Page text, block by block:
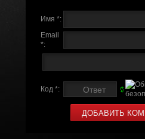
Имя *:
Email
*:
Код *: